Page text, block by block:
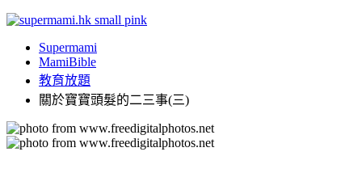
Supermami
MamiBible
教育放題
關於寶寶頭髮的二三事(三)